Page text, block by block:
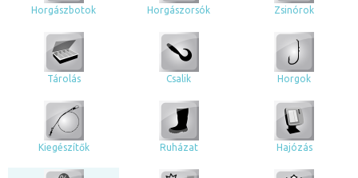
Horgászbotok Horgászorsók Zsinórok
Tárolás Csalik Horgok
Kiegészítők Ruházat Hajózás